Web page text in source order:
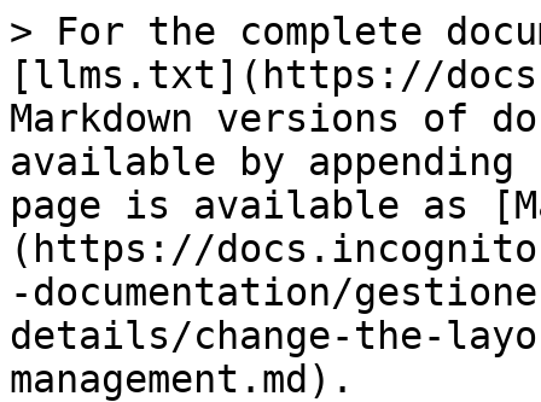
> For the complete
[llms.txt](https://
Markdown versions of
available by
page is available as
(https://
-documentation/
details/change-the-
management.md).